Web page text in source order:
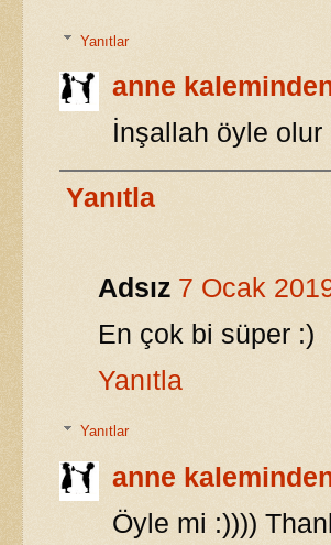
Yanıtlar
anne
İnşallah öyle
Yanıtla
Adsız 7 Ocak
En çok bi süper :)
Yanıtla
Yanıtlar
anne
Öyle mi :))))